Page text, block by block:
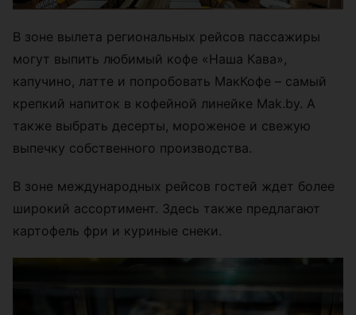
В зоне вылета региональных рейсов пассажиры
могут выпить любимый кофе «Наша Кава»,
капучино, латте и попробовать МакКофе – самый
крепкий напиток в кофейной линейке Mak.by. А
также выбрать десерты, мороженое и свежую
выпечку собственного производства.
В зоне международных рейсов гостей ждет более
широкий ассортимент. Здесь также предлагают
картофель фри и куриные снеки.